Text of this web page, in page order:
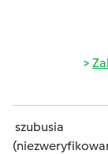
szubusia